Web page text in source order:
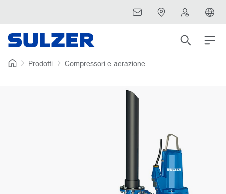
Prodotti Compressori e aerazione